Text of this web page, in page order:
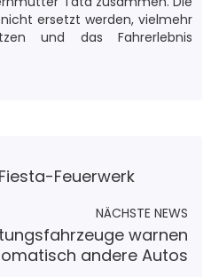
nicht ersetzt werden, vielmehr
und das Fahrerlebnis
Feuerwerk
NÄCHSTE NEWS
warnen
andere Autos